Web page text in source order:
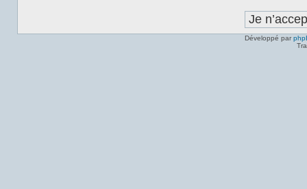
Développé par